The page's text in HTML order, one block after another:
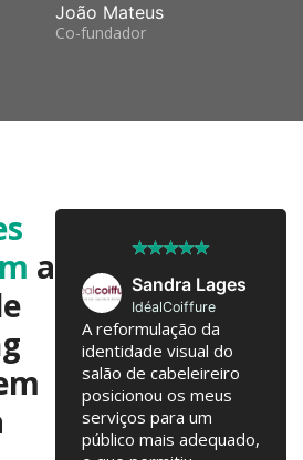
João Mateus
Co-fundador
a
Sandra Lages
★★★★★
IdéalCoiffure
A reformulação da
identidade visual do
salão de cabeleireiro
posicionou os meus
serviços para um
público mais adequado,